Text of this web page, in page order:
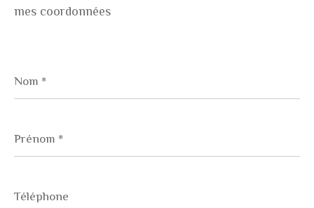
mes coordonnées
*
*
Localisation
Surface